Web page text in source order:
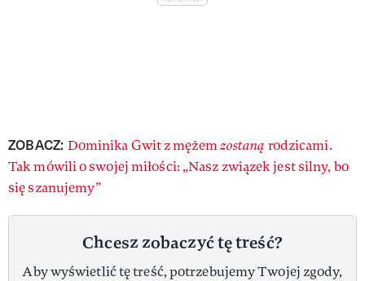
ZOBACZ: Dominika Gwit z mężemzostaną rodzicami.
Tak mówili o swojej miłości: „Nasz związek jest silny, bo
się szanujemy”
Chcesz zobaczyć tę treść?
Aby wyświetlić tę treść, potrzebujemy Twojej zgody,